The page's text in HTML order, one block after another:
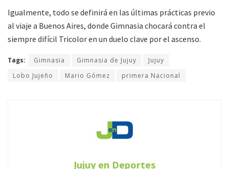
Igualmente, todo se definirá en las últimas prácticas previo
al viaje a Buenos Aires, donde Gimnasia chocará contra el
siempre difícil Tricolor en un duelo clave por el ascenso.
Tags: Gimnasia Gimnasia de Jujuy
Jujuy
Lobo Jujeño
Mario Gómez primera Nacional
Jujuy en Deportes